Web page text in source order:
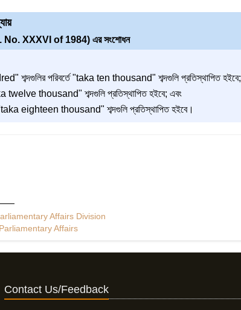
XXXVI of 1984) এর সংশোধন
পরিবর্তে "taka ten thousand" শব্দগুলি প্রতিস্থাপিত হইবে;
thousand" শব্দগুলি প্রতিস্থাপিত হইবে; এবং
eighteen thousand" শব্দগুলি প্রতিস্থাপিত হইবে।
Affairs Division
Affairs
Contact Us/Feedback